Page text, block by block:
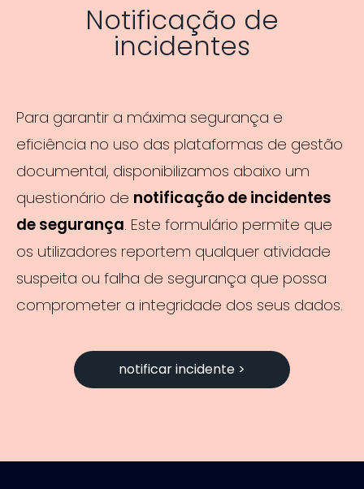
Notificação de
incidentes
Para garantir a máxima segurança e
eficiência no uso das plataformas de gestão
documental, disponibilizamos abaixo um
questionário de notificação de incidentes
de segurança. Este formulário permite que
os utilizadores reportem qualquer atividade
suspeita ou falha de segurança que possa
comprometer a integridade dos seus dados.
notificar incidente >